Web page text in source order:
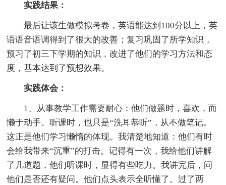
实践结果：
最后让该生做模拟考卷，英语能达到100分以上，英
语语音语调得到了很大的改善；复习巩固了所学知识，
预习了初三下学期的知识，改进了他们的学习方法和态
度，基本达到了预想效果。
实践体会：
1、从事教学工作需要耐心：他们做题时，喜欢，而
懒于动手。听课时，也只是“洗耳恭听”，从不做笔记。
这正是他们学习懒惰的体现。我清楚地知道：他们有时
会给我带来“沉重”的打击。记得有一次，我给他们讲解
了几道题，他们听课时，显得有些吃力。我讲完后，问
他们是否还有疑问。他们点头表示全听懂了。过了两